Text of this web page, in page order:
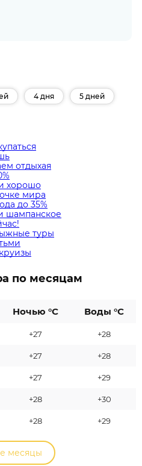
4 дня 5 дней
отдыхая
хорошо
мира
до 35%
шампанское
туры
по месяцам
Ночью °C Воды °C
+27 +28
+27 +28
+27 +29
+28 +30
+28 +29
месяцы